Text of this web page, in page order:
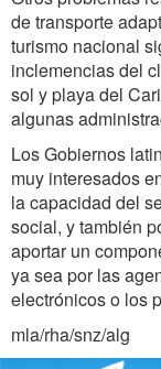
de transporte
turismo nacional
inclemencias del
sol y playa del
algunas
Los Gobiernos
muy interesados
la capacidad del
social, y también
aportar un
ya sea por las
electrónicos o los
mla/rha/snz/alg